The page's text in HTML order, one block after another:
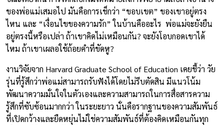
ของพ่อแม่เสมอไป มันคือการเช็กว่า “ขอบเขต” ของเขาอยู่ตรง
ไหน และ “เงื่อนไขของความรัก” ในบ้านคืออะไร พ่อแม่จะยังยืน
อยู่ตรงนี้หรือเปล่า ถ้าเขาคิดไม่เหมือนกัน? จะยังโอบกอดเขาได้
ไหม ถ้าเขาเผลอใช้ถ้อยคำที่ขัดหู?
งานวิจัยจาก Harvard Graduate School of Education เคยชี้ว่า วัย
รุ่นที่รู้สึกว่าพ่อแม่สามารถรับฟังได้โดยไม่รีบตัดสิน มีแนวโน้ม
พัฒนาความมั่นใจในตัวเองและความสามารถในการสื่อสารความ
รู้สึกที่ซับซ้อนมากกว่า ในระยะยาว นั่นคือรากฐานของความสัมพันธ์
ที่เปิดกว้างและยืดหยุ่นไม่ใช่ความสัมพันธ์ที่ต้องคิดเหมือนกันทุก